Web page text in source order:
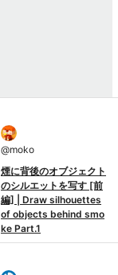
@moko
煙に背後のオブジェクト
のシルエットを写す [前
編] | Draw silhouettes
of objects behind smo
ke Part.1